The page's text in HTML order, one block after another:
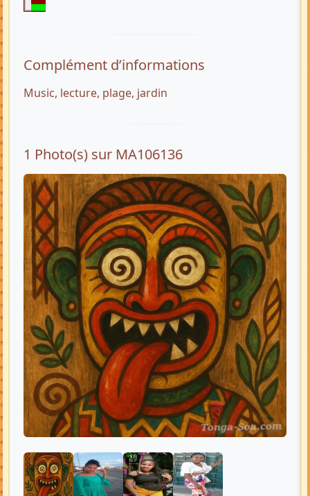
Complément d’informations
Music, lecture, plage, jardin
1 Photo(s) sur MA106136